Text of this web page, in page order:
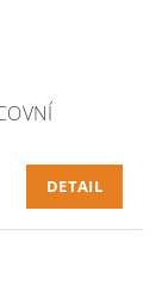
DETAIL